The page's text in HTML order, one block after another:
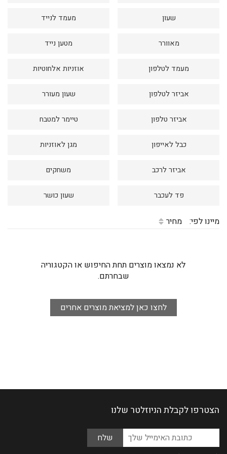
הלבשה תחתונה
טיפוח
מסיבות וימי הולדת
משחקים
קוסמטיקה
תיקים ואביזרים
שעון מעמד לנייד
מאוורר מטען נייד
מעמד לטלפון אוזניות אלחוטיות
אביזר לטלפון שעון מעורר
אביזר טלפון טיימר למטבח
כבל לאייפון מגן לאוזניות
אביזר לרכב משחקים
פד לעכבר שעון כושר
מיינו לפי: מחיר
לא נמצאו מוצרים תחת החיפוש או הקטגוריה
שבחרתם.
לחצו כאן למציאת מוצרים אחרים
הצטרפו לקבלת הניוזלטר שלנו
Please
this
האימייל